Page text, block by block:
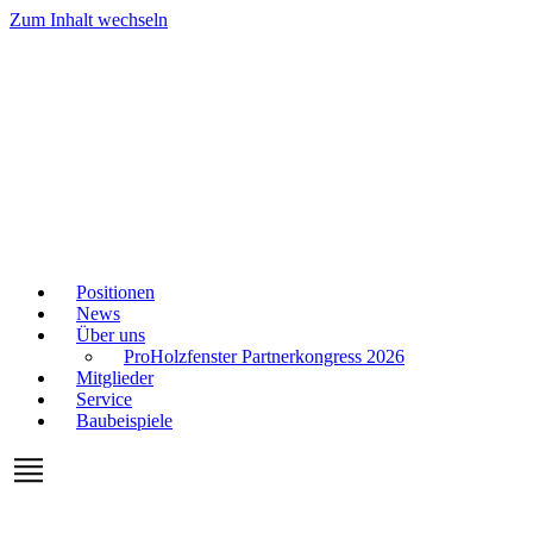
Zum Inhalt wechseln
Positionen
News
Über uns
ProHolzfenster Partnerkongress 2026
Mitglieder
Service
Baubeispiele